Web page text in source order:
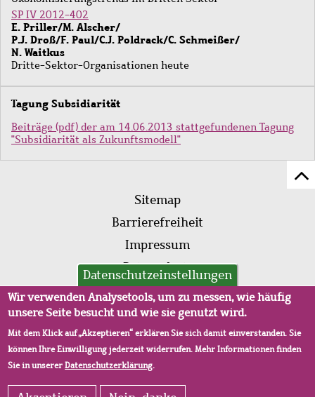
SP IV 2012-402
E. Priller/M. Alscher/
P.J. Droß/F. Paul/C.J. Poldrack/C. Schmeißer/
N. Waitkus
Dritte-Sektor-Organisationen heute
Tagung Subsidiarität
Beiträge (pdf) der am 14.06.2013 stattgefundenen Tagung
"Subsidiarität als Zukunftsmodell"
Fußleistenmenü
Sitemap
Barrierefreiheit
Impressum
Datenschutz
AVB
Datenschutzeinstellungen
Wir verwenden Analysetools, um zu messen, wie häufig
unsere Seite besucht und wie sie genutzt wird.
Mit dem Klick auf „Akzeptieren“ erklären Sie sich damit einverstanden. Sie
können Ihre Einwilligung jederzeit widerrufen. Mehr Informationen finden
Sie in unsererDatenschutzerklärung.